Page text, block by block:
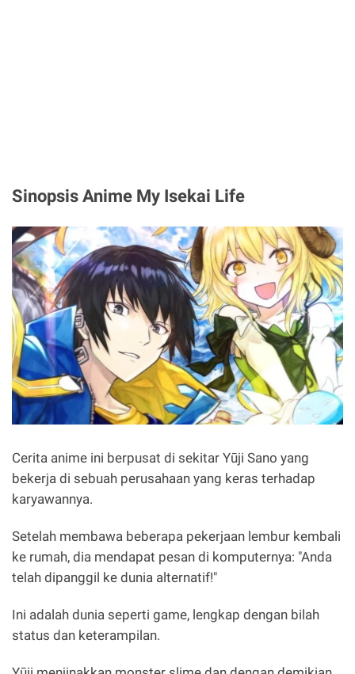
Sinopsis Anime My Isekai Life
Cerita anime ini berpusat di sekitar Yūji Sano yang
bekerja di sebuah perusahaan yang keras terhadap
karyawannya.
Setelah membawa beberapa pekerjaan lembur kembali
ke rumah, dia mendapat pesan di komputernya: "Anda
telah dipanggil ke dunia alternatif!"
Ini adalah dunia seperti game, lengkap dengan bilah
status dan keterampilan.